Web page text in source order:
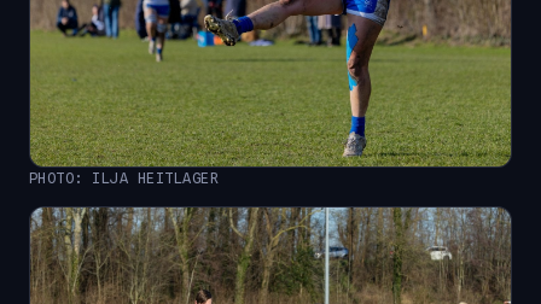
PHOTO: ILJA HEITLAGER